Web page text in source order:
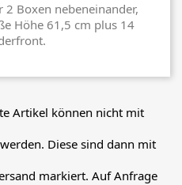
Boxen nebeneinander,
Höhe 61,5 cm plus 14
Artikel können nicht mit
Diese sind dann mit
markiert. Auf Anfrage